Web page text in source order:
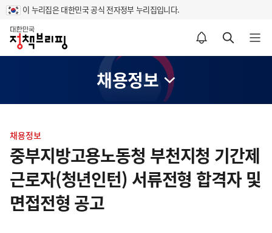
이 누리집은 대한민국 공식 전자정부 누리집입니다.
홈
알림설정 바로가기 검색 바로가기 메뉴 열기
채용정보
텐
츠
영
역
채용정보
중부지방고용노동청 부천지청 기간제
근로자(청년인턴) 서류전형 합격자 및
면접전형 공고